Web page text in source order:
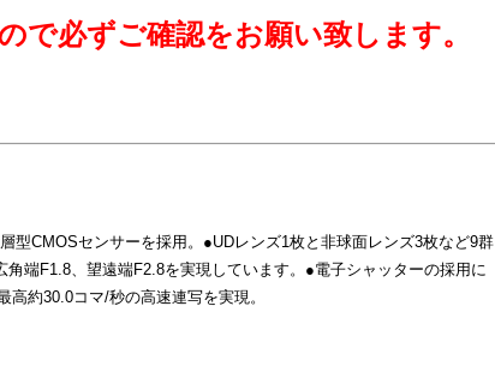
で必ずご確認をお願い致します。
型CMOSセンサーを採用。●UDレンズ1枚と非球面レンズ3枚など9群
角端F1.8、望遠端F2.8を実現しています。●電子シャッターの採用に
高約30.0コマ/秒の高速連写を実現。